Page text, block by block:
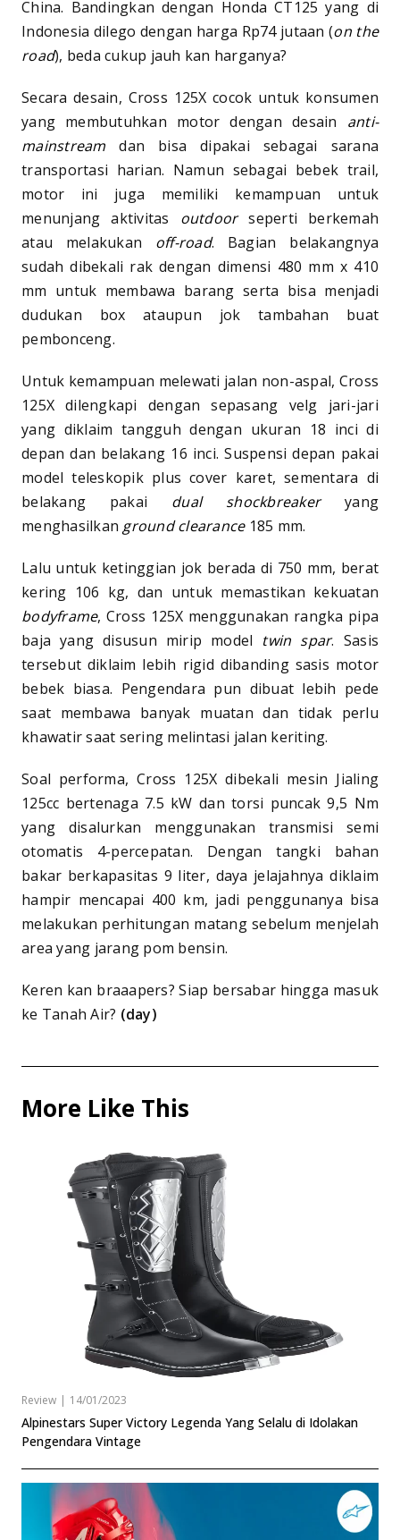
China. Bandingkan dengan Honda CT125 yang di
Indonesia dilego dengan harga Rp74 jutaan (on the
road), beda cukup jauh kan harganya?
Secara desain, Cross 125X cocok untuk konsumen
yang membutuhkan motor dengan desain anti-
mainstream dan bisa dipakai sebagai sarana
transportasi harian. Namun sebagai bebek trail,
motor ini juga memiliki kemampuan untuk
menunjang aktivitas outdoorseperti berkemah
atau melakukan off-road. Bagian belakangnya
sudah dibekali rak dengan dimensi 480 mm x 410
mm untuk membawa barang serta bisa menjadi
dudukan box ataupun jok tambahan buat
pembonceng.
Untuk kemampuan melewati jalan non-aspal, Cross
125X dilengkapi dengan sepasang velg jari-jari
yang diklaim tangguh dengan ukuran 18 inci di
depan dan belakang 16 inci. Suspensi depan pakai
model teleskopik plus cover karet, sementara di
belakang pakai dual shockbreakeryang
menghasilkan ground clearance 185 mm.
Lalu untuk ketinggian jok berada di 750 mm, berat
kering 106 kg, dan untuk memastikan kekuatan
bodyframe, Cross 125X menggunakan rangka pipa
baja yang disusun mirip model twin spar. Sasis
tersebut diklaim lebih rigid dibanding sasis motor
bebek biasa. Pengendara pun dibuat lebih pede
saat membawa banyak muatan dan tidak perlu
khawatir saat sering melintasi jalan keriting.
Soal performa, Cross 125X dibekali mesin Jialing
125cc bertenaga 7.5 kW dan torsi puncak 9,5 Nm
yang disalurkan menggunakan transmisi semi
otomatis 4-percepatan. Dengan tangki bahan
bakar berkapasitas 9 liter, daya jelajahnya diklaim
hampir mencapai 400 km, jadi penggunanya bisa
melakukan perhitungan matang sebelum menjelah
area yang jarang pom bensin.
Keren kan braaapers? Siap bersabar hingga masuk
ke Tanah Air? (day)
More Like This
Review | 14/01/2023
Alpinestars Super Victory Legenda Yang Selalu di Idolakan
Pengendara Vintage